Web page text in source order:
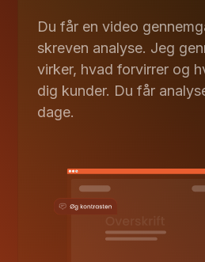
Du får en video
skreven analyse. Jeg
virker, hvad forvirrer og
dig kunder. Du får
dage.